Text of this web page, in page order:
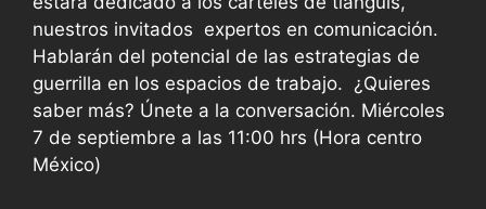
nuestros invitados expertos en comunicación.
Hablarán del potencial de las estrategias de
guerrilla en los espacios de trabajo. ¿Quieres
saber más? Únete a la conversación. Miércoles
7 de septiembre a las 11:00 hrs (Hora centro
México)